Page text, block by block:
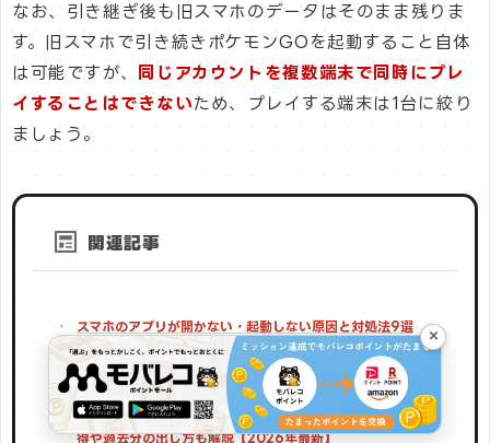
なお、引き継ぎ後も旧スマホのデータはそのまま残りま
す。旧スマホで引き続きポケモンGOを起動すること自体
は可能ですが、
同じアカウントを複数端末で同時にプレ
イすることはできないため、プレイする端末は1台に絞り
ましょう。
関連記事
スマホのアプリが開かない・起動しない原因と対処法9選
【2026年最新】Android・iPhone対応
YouTube時間制限のやり方！iPhoneスクリーンタイム・
YouTube Kidsで子供も管理【2026年最新】
電車の遅延証明書をスマホでもらう方法！JR各社のWeb取
得や過去分の出し方も解説【2026年最新】
×